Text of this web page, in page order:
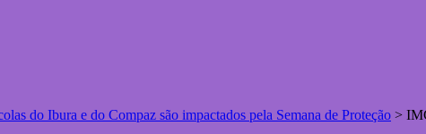
do Ibura e do Compaz são impactados pela Semana de Proteção >